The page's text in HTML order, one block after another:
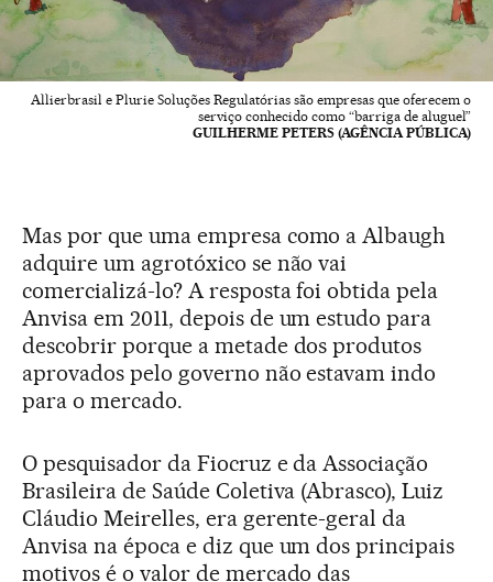
Allierbrasil e Plurie Soluções Regulatórias são empresas que oferecem o
serviço conhecido como “barriga de aluguel”
GUILHERME PETERS (AGÊNCIA PÚBLICA)
Mas por que uma empresa como a Albaugh
adquire um agrotóxico se não vai
comercializá-lo? A resposta foi obtida pela
Anvisa em 2011, depois de um estudo para
descobrir porque a metade dos produtos
aprovados pelo governo não estavam indo
para o mercado.
O pesquisador da Fiocruz e da Associação
Brasileira de Saúde Coletiva (Abrasco), Luiz
Cláudio Meirelles, era gerente-geral da
Anvisa na época e diz que um dos principais
motivos é o valor de mercado das